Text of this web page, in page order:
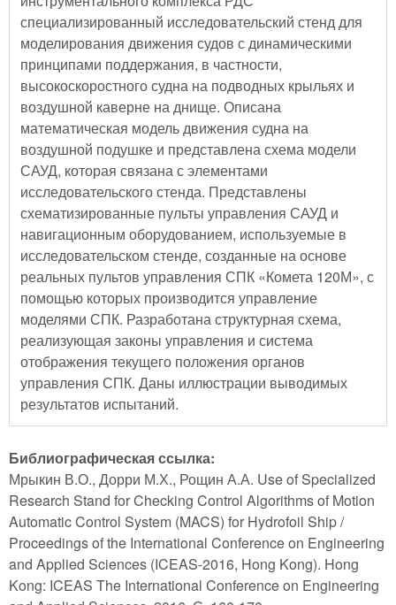
специализированный исследовательский стенд для
моделирования движения судов с динамическими
принципами поддержания, в частности,
высокоскоростного судна на подводных крыльях и
воздушной каверне на днище. Описана
математическая модель движения судна на
воздушной подушке и представлена схема модели
САУД, которая связана с элементами
исследовательского стенда. Представлены
схематизированные пульты управления САУД и
навигационным оборудованием, используемые в
исследовательском стенде, созданные на основе
реальных пультов управления СПК «Комета 120М», с
помощью которых производится управление
моделями СПК. Разработана структурная схема,
реализующая законы управления и система
отображения текущего положения органов
управления СПК. Даны иллюстрации выводимых
результатов испытаний.
Библиографическая ссылка:
Мрыкин В.О., Дорри М.Х., Рощин А.А. Use of Specialized
Research Stand for Checking Control Algorithms of Motion
Automatic Control System (MACS) for Hydrofoil Ship /
Proceedings of the International Conference on Engineering
and Applied Sciences (ICEAS-2016, Hong Kong). Hong
Kong: ICEAS The International Conference on Engineering